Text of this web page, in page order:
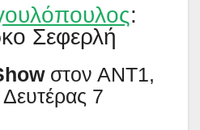
:
Σεφερλή
στον ΑΝΤ1,
7